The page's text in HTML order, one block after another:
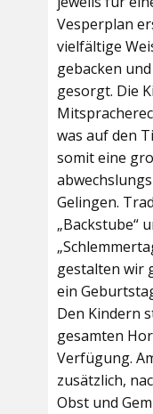
Vesperplan
vielfältige
gebacken
gesorgt. Die
was auf den
somit eine
Gelingen.
„Backstube“
gestalten wir
ein
Den Kindern
gesamten
Verfügung.
zusätzlich,
Obst und